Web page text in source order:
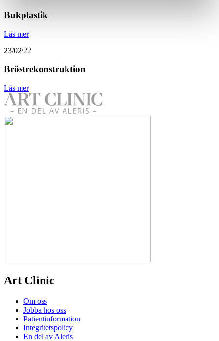
Bukplastik
Läs mer
23/02/22
Bröstrekonstruktion
Läs mer
Art Clinic
Om oss
Jobba hos oss
Patientinformation
Integritetspolicy
En del av Aleris